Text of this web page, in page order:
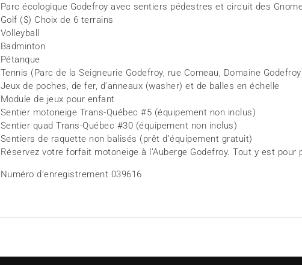
Parc écologique Godefroy avec sentiers pédestres et circuit des
Golf ($) Choix de 6 terrains
Volleyball
Badminton
Pétanque
Tennis (Parc de la Seigneurie Godefroy, rue Comeau, Domaine
Jeux de poches, de fer, d’anneaux (washer) et de balles en échelle
Module de jeux pour enfant
Sentier motoneige Trans-Québec #5 (équipement non inclus)
Sentier quad Trans-Québec #30 (équipement non inclus)
Sentiers de raquette non balisés (prêt d’équipement gratuit)
Réservez votre forfait motoneige à l’Auberge Godefroy. Tout y est pour
Numéro d’enregistrement 039616